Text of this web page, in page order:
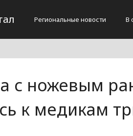
Региональные новости В
с ножевым
к медикам